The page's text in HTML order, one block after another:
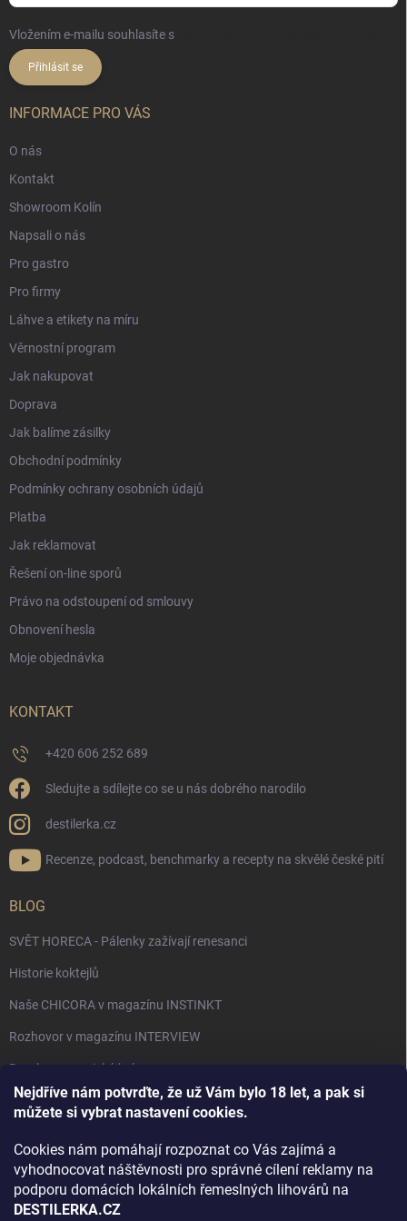
Nejdříve nám potvrďte, že už Vám bylo 18 let, a pak si
můžete si vybrat nastavení cookies.
Cookies nám pomáhají rozpoznat co Vás zajímá a
vyhodnocovat náštěvnosti pro správné cílení reklamy na
podporu domácích lokálních řemeslných lihovárů na
DESTILERKA.CZ
Vložením e-mailu souhlasíte s
Přihlásit se
INFORMACE PRO VÁS
O nás
Kontakt
Showroom Kolín
Napsali o nás
Pro gastro
Pro firmy
Láhve a etikety na míru
Věrnostní program
Jak nakupovat
Doprava
Jak balíme zásilky
Obchodní podmínky
Podmínky ochrany osobních údajů
Platba
Jak reklamovat
Řešení on-line sporů
Právo na odstoupení od smlouvy
Obnovení hesla
Moje objednávka
KONTAKT
+420 606 252 689
Sledujte a sdílejte co se u nás dobrého narodilo
destilerka.cz
Recenze, podcast, benchmarky a recepty na skvělé české pití
BLOG
SVĚT HORECA - Pálenky zažívají renesanci
Historie koktejlů
Naše CHICORA v magazínu INSTINKT
Rozhovor v magazínu INTERVIEW
Bourbon, americká krása.
Napsali v TÝDNU o naší práci
Rozhovor s DESTILERKA.CZ v magazínu DRINKING-CAT
Jak vybrat dárek na Vánoce